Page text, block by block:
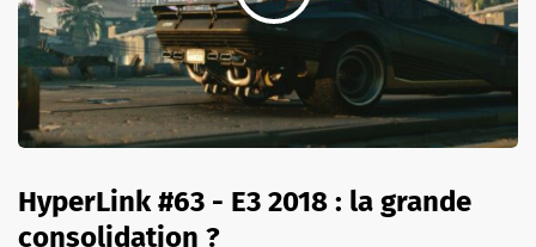
HyperLink #63 - E3 2018 : la grande
consolidation ?